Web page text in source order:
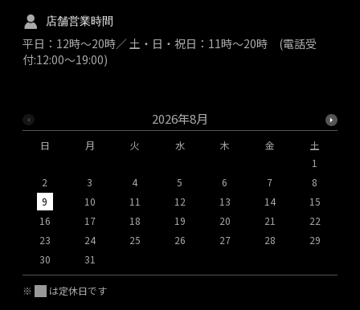
2026年8月
日 月 火 水 木 金
土
1
2
3 4 5 6 7
8
9
10 11 12 13 14
15
16
17 18 19 20 21
22
23
24 25 26 27 28
29
30
31
※ は定休日です
店舗営業時間
平日：12時～20時／ 土・日・祝日：11時～20時 (電話受
付:12:00～19:00)